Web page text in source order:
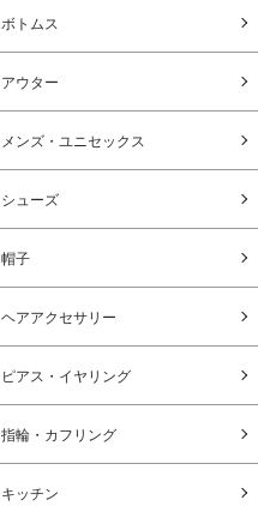
ボトムス
アウター
メンズ・ユニセックス
シューズ
帽子
ヘアアクセサリー
ピアス・イヤリング
指輪・カフリング
キッチン